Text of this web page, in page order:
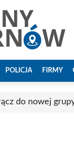
POLICJA FIRMY
do nowej